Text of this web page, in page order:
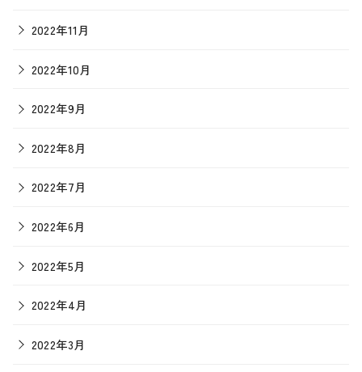
2022年11月
2022年10月
2022年9月
2022年8月
2022年7月
2022年6月
2022年5月
2022年4月
2022年3月